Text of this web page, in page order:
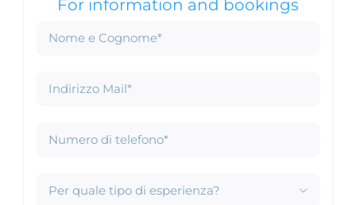
For information and bookings
